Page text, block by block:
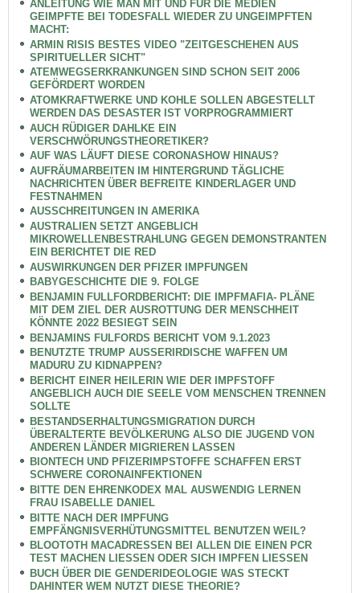
ANLEITUNG WIE MAN MIT UND FÜR DIE MEDIEN
GEIMPFTE BEI TODESFALL WIEDER ZU UNGEIMPFTEN
MACHT:
ARMIN RISIS BESTES VIDEO "ZEITGESCHEHEN AUS
SPIRITUELLER SICHT"
ATEMWEGSERKRANKUNGEN SIND SCHON SEIT 2006
GEFÖRDERT WORDEN
ATOMKRAFTWERKE UND KOHLE SOLLEN ABGESTELLT
WERDEN DAS DESASTER IST VORPROGRAMMIERT
AUCH RÜDIGER DAHLKE EIN
VERSCHWÖRUNGSTHEORETIKER?
AUF WAS LÄUFT DIESE CORONASHOW HINAUS?
AUFRÄUMARBEITEN IM HINTERGRUND TÄGLICHE
NACHRICHTEN ÜBER BEFREITE KINDERLAGER UND
FESTNAHMEN
AUSSCHREITUNGEN IN AMERIKA
AUSTRALIEN SETZT ANGEBLICH
MIKROWELLENBESTRAHLUNG GEGEN DEMONSTRANTEN
EIN BERICHTET DIE RED
AUSWIRKUNGEN DER PFIZER IMPFUNGEN
BABYGESCHICHTE DIE 9. FOLGE
BENJAMIN FULLFORDBERICHT: DIE IMPFMAFIA- PLÄNE
MIT DEM ZIEL DER AUSROTTUNG DER MENSCHHEIT
KÖNNTE 2022 BESIEGT SEIN
BENJAMINS FULFORDS BERICHT VOM 9.1.2023
BENUTZTE TRUMP AUSSERIRDISCHE WAFFEN UM
MADURU ZU KIDNAPPEN?
BERICHT EINER HEILERIN WIE DER IMPFSTOFF
ANGEBLICH AUCH DIE SEELE VOM MENSCHEN TRENNEN
SOLLTE
BESTANDSERHALTUNGSMIGRATION DURCH
ÜBERALTERTE BEVÖLKERUNG ALSO DIE JUGEND VON
ANDEREN LÄNDER MIGRIEREN LASSEN
BIONTECH UND PFIZERIMPSTOFFE SCHAFFEN ERST
SCHWERE CORONAINFEKTIONEN
BITTE DEN EHRENKODEX MAL AUSWENDIG LERNEN
FRAU ISABELLE DANIEL
BITTE NACH DER IMPFUNG
EMPFÄNGNISVERHÜTUNGSMITTEL BENUTZEN WEIL?
BLOOTOTH MACADRESSEN BEI ALLEN DIE EINEN PCR
TEST MACHEN LIESSEN ODER SICH IMPFEN LIESSEN
BUCH ÜBER DIE GENDERIDEOLOGIE WAS STECKT
DAHINTER WEM NUTZT DIESE THEORIE?